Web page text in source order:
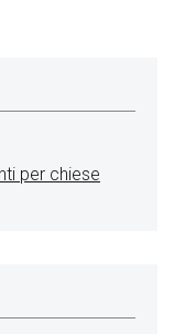
per chiese